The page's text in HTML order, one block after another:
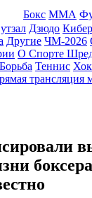
Бокс ММА
Дзюдо
Другие ЧМ-2026
О Спорте
Борьба Теннис
трансляция